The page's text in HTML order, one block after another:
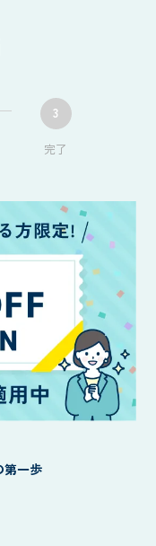
3
完了
第一歩